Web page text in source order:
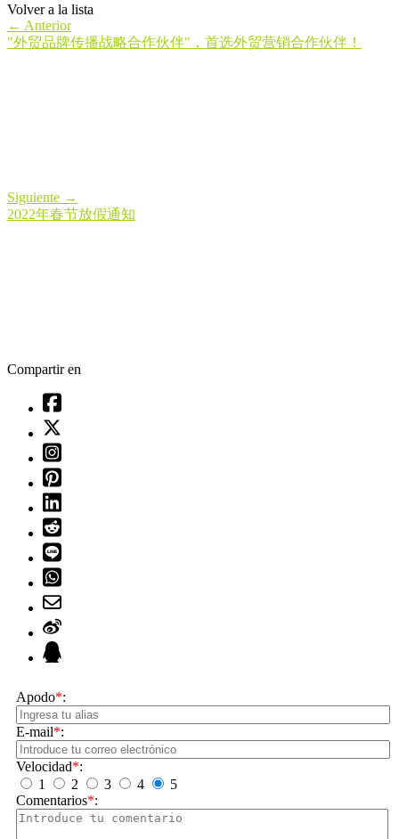
Volver a la lista
← Anterior
"外贸品牌传播战略合作伙伴"，首选外贸营销合作伙伴！
Siguiente →
2022年春节放假通知
Compartir en
Apodo*:
E-mail*:
Velocidad*:
1
2 3 4
5
Comentarios*: